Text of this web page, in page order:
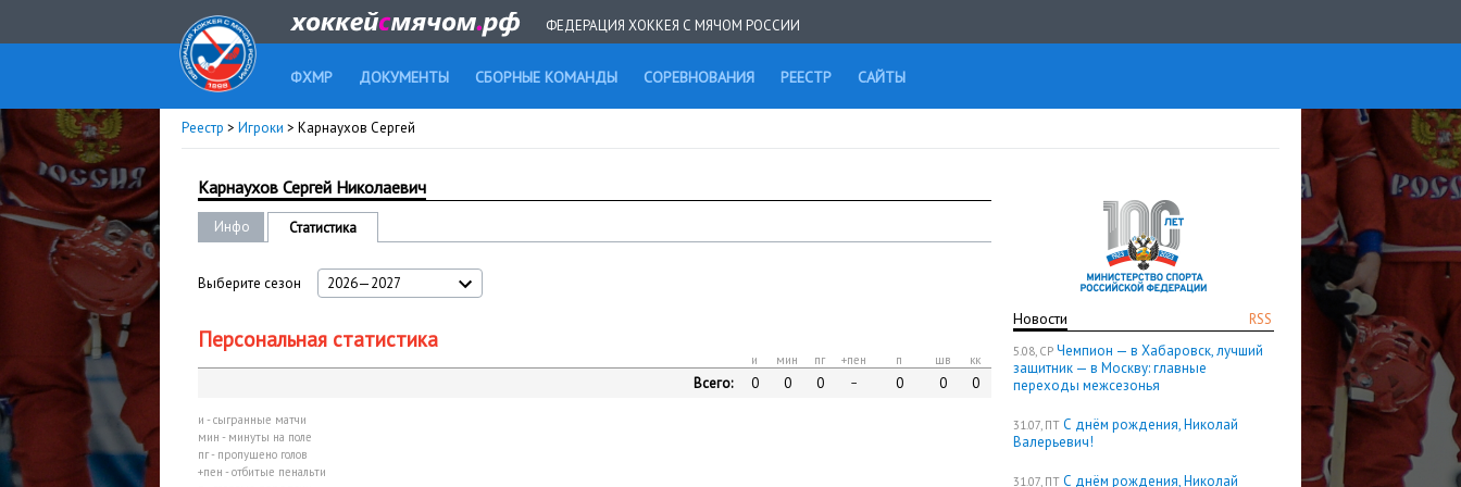
ФЕДЕРАЦИЯ ХОККЕЯ С МЯЧОМ РОССИИ
ФХМР ДОКУМЕНТЫ СБОРНЫЕ КОМАНДЫ СОРЕВНОВАНИЯ РЕЕСТР САЙТЫ
Реестр > Игроки > Карнаухов Сергей
RSS
Новости
5.08, СР Чемпион — в Хабаровск, лучший
защитник — в Москву: главные
переходы межсезонья
31.07, ПТ С днём рождения, Николай
Валерьевич!
31.07, ПТ С днём рождения, Николай
Карнаухов Сергей Николаевич
Инфо Статистика
Выберите сезон 2026—2027
Персональная статистика
и мин пг +пен п шв кк
Всего: 0 0 0 – 0 0 0
и - сыгранные матчи
мин - минуты на поле
пг - пропущено голов
+пен - отбитые пенальти